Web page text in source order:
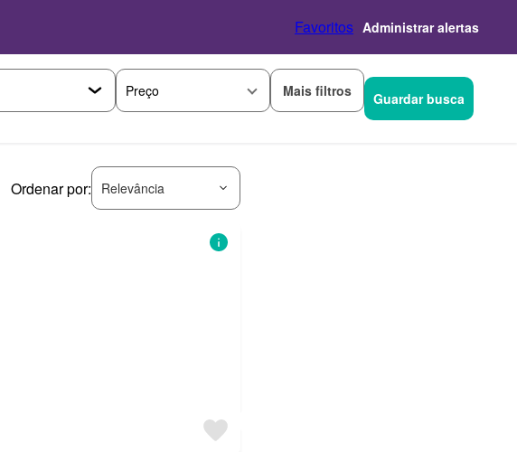
Favoritos Administrar alertas
Preço Mais filtros Guardar busca
Ordenar por: Relevância